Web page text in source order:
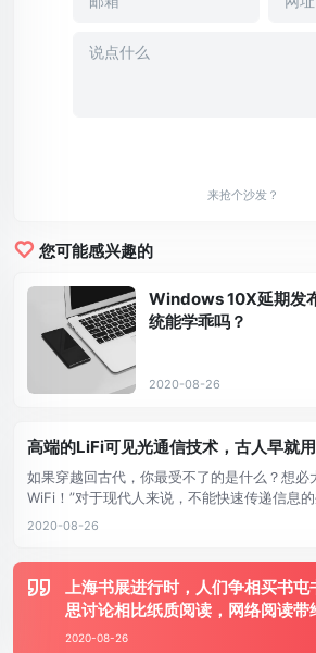
来抢个沙发？
您可能感兴趣的
Windows 10X延期发
统能学乖吗？
2020-08-26
高端的LiFi可见光通信技术，古人早就
如果穿越回古代，你最受不了的是什么？想必
WiFi！”对于现代人来说，不能快速传递信息
过，很多影视剧也告诉我们：在没有WiFi的时
递信息方式的，比如灯。 古装片《长安十二
使用了12个方格传递信息，每个方格可以用
2020-08-26
上海书展进行时，人们争相买书屯
思讨论相比纸质阅读，网络阅读带
如今，算法试图精准地把你感兴趣
2020-08-26